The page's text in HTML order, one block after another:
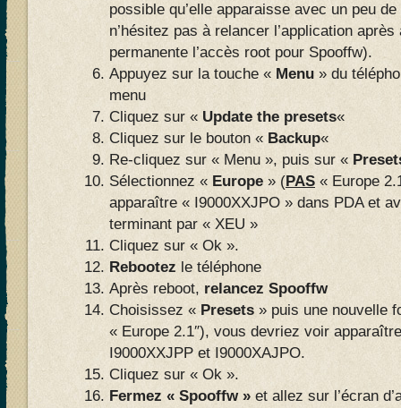
possible qu’elle apparaisse avec un peu
n’hésitez pas à relancer l’application
permanente l’accès root pour Spooffw).
Appuyez sur la touche « Menu » du
menu
Cliquez sur « Update the presets«
Cliquez sur le bouton « Backup«
Re-cliquez sur « Menu », puis sur «
Sélectionnez « Europe » (PAS « Europe
apparaître « I9000XXJPO » dans PDA et
terminant par « XEU »
Cliquez sur « Ok ».
Rebootez le téléphone
Après reboot, relancez Spooffw
Choisissez «Presets » puis une nouvelle
« Europe 2.1″), vous devriez voir
I9000XXJPP et I9000XAJPO.
Cliquez sur « Ok ».
Fermez « Spooffw » et allez sur l’écran